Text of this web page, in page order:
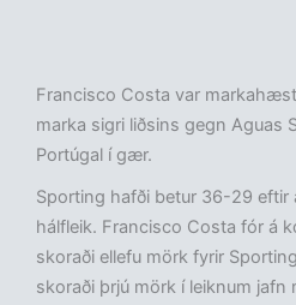
Francisco Costa var
marka sigri liðsins gegn Aguas
Portúgal í gær.
Sporting hafði betur 36-29 eftir
hálfleik. Francisco Costa fór á
skoraði ellefu mörk fyrir
skoraði þrjú mörk í leiknum